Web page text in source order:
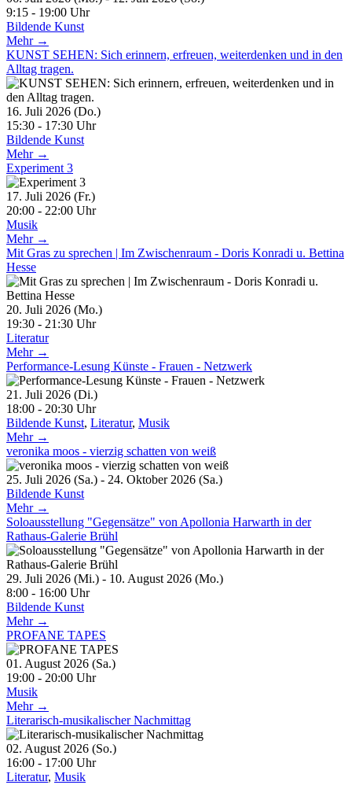
9:15 - 19:00 Uhr
Bildende Kunst
Mehr →
KUNST SEHEN: Sich erinnern, erfreuen, weiterdenken und in den
Alltag tragen.
16. Juli 2026 (Do.)
15:30 - 17:30 Uhr
Bildende Kunst
Mehr →
Experiment 3
17. Juli 2026 (Fr.)
20:00 - 22:00 Uhr
Musik
Mehr →
Mit Gras zu sprechen | Im Zwischenraum - Doris Konradi u. Bettina
Hesse
20. Juli 2026 (Mo.)
19:30 - 21:30 Uhr
Literatur
Mehr →
Performance-Lesung Künste - Frauen - Netzwerk
21. Juli 2026 (Di.)
18:00 - 20:30 Uhr
Bildende Kunst, Literatur, Musik
Mehr →
veronika moos - vierzig schatten von weiß
25. Juli 2026 (Sa.) - 24. Oktober 2026 (Sa.)
Bildende Kunst
Mehr →
Soloausstellung "Gegensätze" von Apollonia Harwarth in der
Rathaus-Galerie Brühl
29. Juli 2026 (Mi.) - 10. August 2026 (Mo.)
8:00 - 16:00 Uhr
Bildende Kunst
Mehr →
PROFANE TAPES
01. August 2026 (Sa.)
19:00 - 20:00 Uhr
Musik
Mehr →
Literarisch-musikalischer Nachmittag
02. August 2026 (So.)
16:00 - 17:00 Uhr
Literatur, Musik